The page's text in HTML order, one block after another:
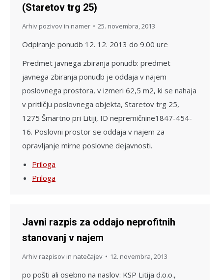
(Staretov trg 25)
Arhiv pozivov in namer 25. novembra, 2013
Odpiranje ponudb 12. 12. 2013 do 9.00 ure
Predmet javnega zbiranja po­nudb: predmet
javnega zbiranja ponudb je oddaja v najem
poslovnega prostora, v izmeri 62,5 m2, ki se nahaja
v pritli­čju poslovnega objekta, Staretov trg 25,
1275 Šmartno pri Litiji, ID nepremičnine1847-454-
16. Poslovni prostor se oddaja v najem za
opravljanje mirne poslovne dejavnosti.
Priloga
Priloga
Javni razpis za oddajo neprofitnih
stanovanj v najem
Arhiv razpisov in natečajev 12. novembra, 2013
po pošti ali osebno na naslov: KSP Litija d.o.o.,